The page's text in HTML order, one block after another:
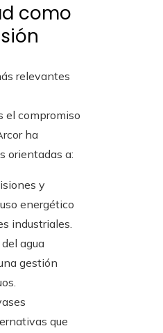
como
relevantes
el compromiso
ha
orientadas a:
y
energético
industriales.
agua
gestión
que